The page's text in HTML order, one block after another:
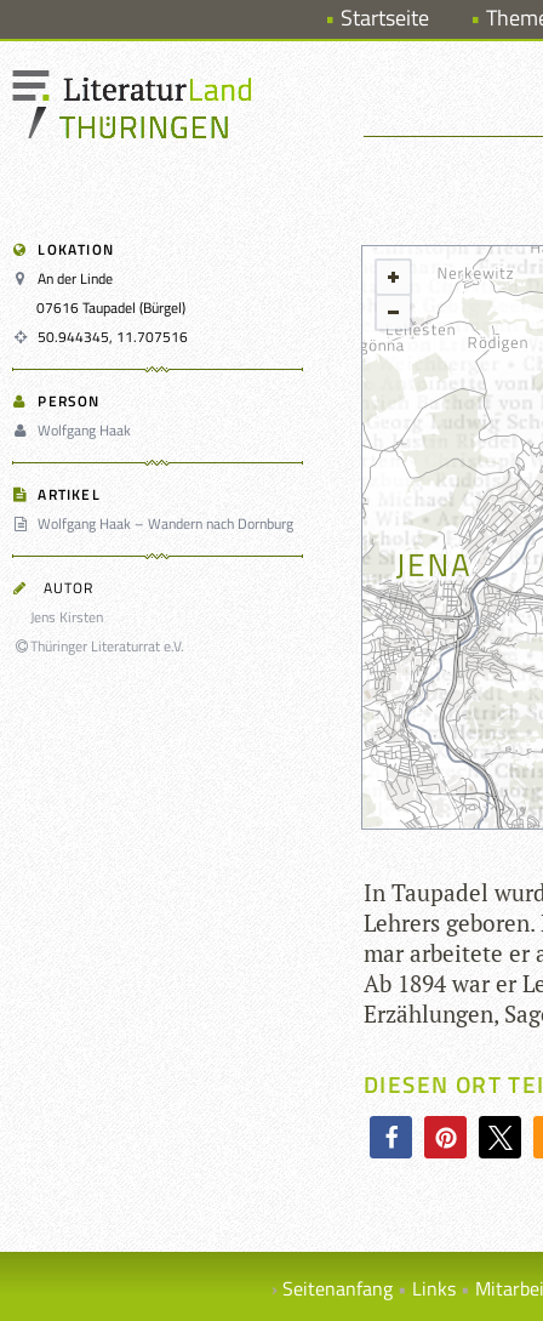
Startseite
LOKATION
An der Linde
07616 Taupadel (Bürgel)
50.944345, 11.707516
PERSON
Wolfgang Haak
ARTIKEL
Wolfgang Haak – Wandern nach Dornburg
AUTOR
Jens Kirsten
Thüringer Literaturrat e.V.
In Tau­pa­del
Leh­rers
mar arbei­tete er
Ab 1894 war er
Erzäh­lun­gen,
DIESEN ORT
Seitenanfang Links